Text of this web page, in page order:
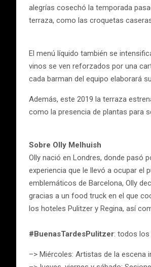
alegrías cosechó la temporada
terraza, como las croquetas
El menú líquido también se
vinos se ven reforzados por una
cada barman del equipo elaborará
Además, este 2019 la terraza
como la presencia de plantas para
Sobre Olly Melhuish
Olly nació en Londres, donde pasó
experiencia que le llevó a ocupar el
emblemáticos de Barcelona, Olly
gracias a un food truck en el que
los hoteles Pulitzer y Regina, así
#BuenasTardesPulitzer: todos los
–> Miércoles: Artistas de la escena